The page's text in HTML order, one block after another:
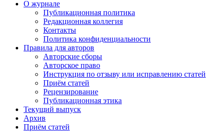
О журнале
Публикационная политика
Редакционная коллегия
Контакты
Политика конфиденциальности
Правила для авторов
Авторские сборы
Авторское право
Инструкция по отзыву или исправлению статей
Приём статей
Рецензирование
Публикационная этика
Текущий выпуск
Архив
Приём статей